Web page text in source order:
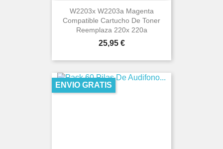
W2203x W2203a Magenta
Compatible Cartucho De Toner
Reemplaza 220x 220a
Precio
25,95 €
ENVIO GRATIS